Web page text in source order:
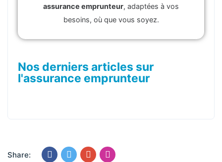
assurance emprunteur, adaptées à vos
besoins, où que vous soyez.
Nos derniers articles sur
l'assurance emprunteur
Share: